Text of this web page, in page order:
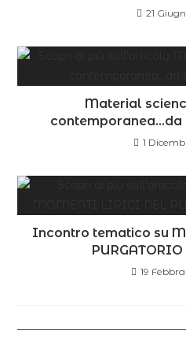
21
Material
contemporanea…da
1
Incontro tematico su
19